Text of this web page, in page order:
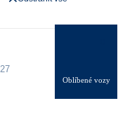
Oblíbené vozy
27